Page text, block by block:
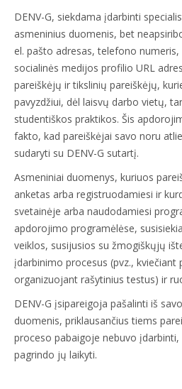
DENV-G, siekdama įdarbinti
asmeninius duomenis, bet
el. pašto adresas, telefono
socialinės medijos profilio URL
pareiškėjų ir tikslinių pareiškėjų,
pavyzdžiui, dėl laisvų darbo vietų,
studentiškos praktikos. Šis
fakto, kad pareiškėjai savo noru
sudaryti su DENV-G sutartį.
Asmeniniai duomenys, kuriuos
anketas arba registruodamiesi ir
svetainėje arba naudodamiesi
apdorojimo programėlėse,
veiklos, susijusios su žmogiškųjų
įdarbinimo procesus (pvz., kviečiant
organizuojant rašytinius testus) ir
DENV-G įsipareigoja pašalinti iš
duomenis, priklausančius tiems
proceso pabaigoje nebuvo
pagrindo jų laikyti.